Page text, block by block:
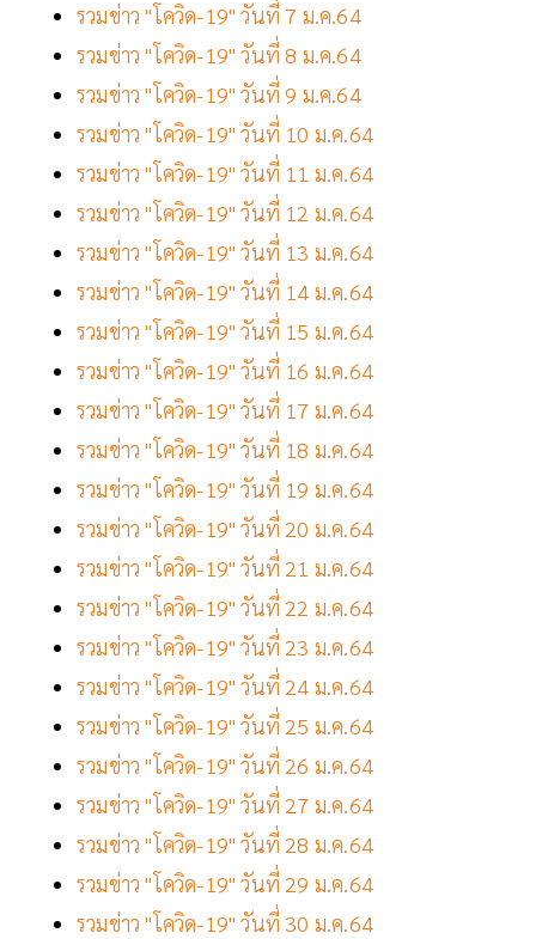
รวมข่าว "โควิด-19" วันที่ 7 ม.ค.64
รวมข่าว "โควิด-19" วันที่ 8 ม.ค.64
รวมข่าว "โควิด-19" วันที่ 9 ม.ค.64
รวมข่าว "โควิด-19" วันที่ 10 ม.ค.64
รวมข่าว "โควิด-19" วันที่ 11 ม.ค.64
รวมข่าว "โควิด-19" วันที่ 12 ม.ค.64
รวมข่าว "โควิด-19" วันที่ 13 ม.ค.64
รวมข่าว "โควิด-19" วันที่ 14 ม.ค.64
รวมข่าว "โควิด-19" วันที่ 15 ม.ค.64
รวมข่าว "โควิด-19" วันที่ 16 ม.ค.64
รวมข่าว "โควิด-19" วันที่ 17 ม.ค.64
รวมข่าว "โควิด-19" วันที่ 18 ม.ค.64
รวมข่าว "โควิด-19" วันที่ 19 ม.ค.64
รวมข่าว "โควิด-19" วันที่ 20 ม.ค.64
รวมข่าว "โควิด-19" วันที่ 21 ม.ค.64
รวมข่าว "โควิด-19" วันที่ 22 ม.ค.64
รวมข่าว "โควิด-19" วันที่ 23 ม.ค.64
รวมข่าว "โควิด-19" วันที่ 24 ม.ค.64
รวมข่าว "โควิด-19" วันที่ 25 ม.ค.64
รวมข่าว "โควิด-19" วันที่ 26 ม.ค.64
รวมข่าว "โควิด-19" วันที่ 27 ม.ค.64
รวมข่าว "โควิด-19" วันที่ 28 ม.ค.64
รวมข่าว "โควิด-19" วันที่ 29 ม.ค.64
รวมข่าว "โควิด-19" วันที่ 30 ม.ค.64